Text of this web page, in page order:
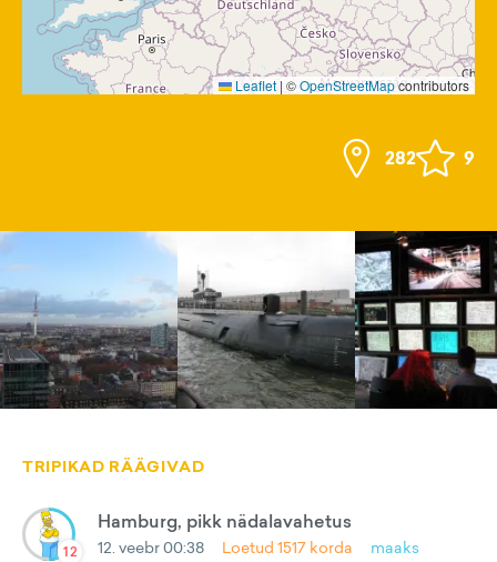
Leaflet | ©OpenStreetMapcontributors
282 9
TRIPIKAD RÄÄGIVAD
12
Hamburg, pikk nädalavahetus
12. veebr 00:38 Loetud 1517 korda maaks